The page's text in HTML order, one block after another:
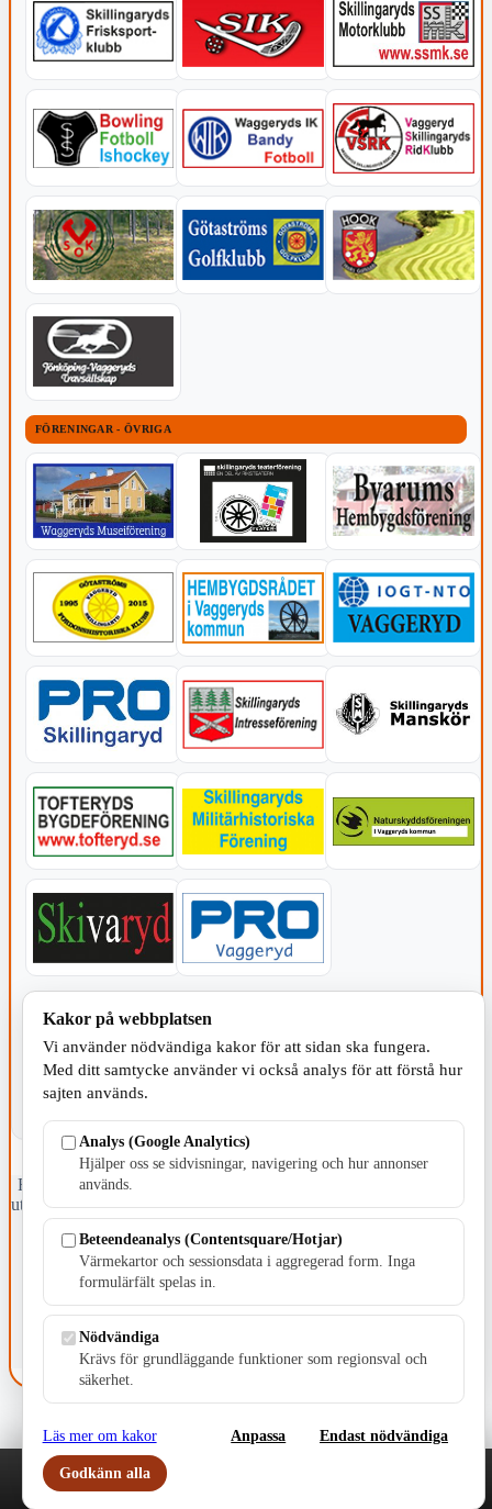
FÖRENINGAR - ÖVRIGA
Fristående webbtidningsföretag grundat 1991 som sedan 2002 ger
ut tidningen Skillingaryd.nu och 2010 lanserades Värnamo.nu. Från
april 2026 omfattar Skillingaryd.nu tre kommuner: Gnosjö,
Värnamo och Vaggeryds kommun.
Kontakta oss
E-post: redaktionen@skillingaryd.nu
Postadress: Gisslaköp 1, 568 92 Skillingaryd
Kakinställningar
Kakor på webbplatsen
Vi använder nödvändiga kakor för att sidan ska fungera.
Med ditt samtycke använder vi också analys för att förstå hur
sajten används.
Analys (Google Analytics)
Hjälper oss se sidvisningar, navigering och hur annonser
används.
Beteendeanalys (Contentsquare/Hotjar)
Värmekartor och sessionsdata i aggregerad form. Inga
formulärfält spelas in.
Nödvändiga
Krävs för grundläggande funktioner som regionsval och
säkerhet.
Läs mer om kakor Anpassa Endast nödvändiga
Godkänn alla